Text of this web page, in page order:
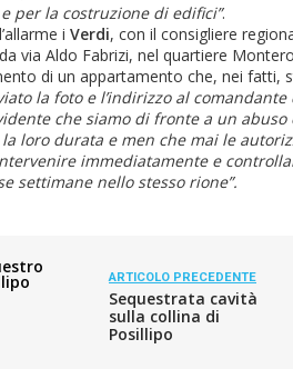
per la costruzione di edifici”.
i Verdi, con il consigliere
via Aldo Fabrizi, nel quartiere
di un appartamento che, nei fatti,
la foto e l’indirizzo al
che siamo di fronte a un
loro durata e men che mai le
immediatamente e
settimane nello stesso rione”.
ARTICOLO PRECEDENTE
Sequestrata cavità
sulla collina di
Posillipo